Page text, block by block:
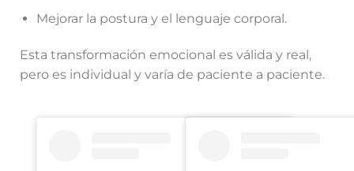
Mejorar la postura y el lenguaje corporal.
Esta transformación emocional es válida y real,
pero es individual y varía de paciente a paciente.